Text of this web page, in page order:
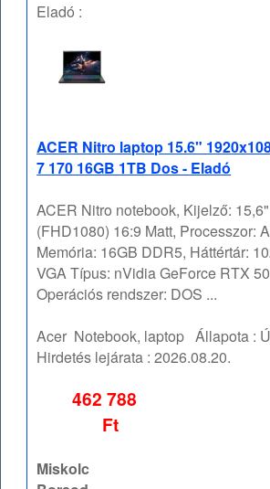
Eladó :
ACER Nitro laptop 15.6"
7 170 16GB 1TB Dos - Eladó
ACER Nitro notebook, Kijelző:
(FHD1080) 16:9 Matt, Processzor:
Memória: 16GB DDR5, Háttértár:
VGA Típus: nVidia GeForce RTX
Operációs rendszer: DOS ...
Acer Notebook, laptop Állapota :
Hirdetés lejárata :2026.08.20.
462 788
Ft
Miskolc